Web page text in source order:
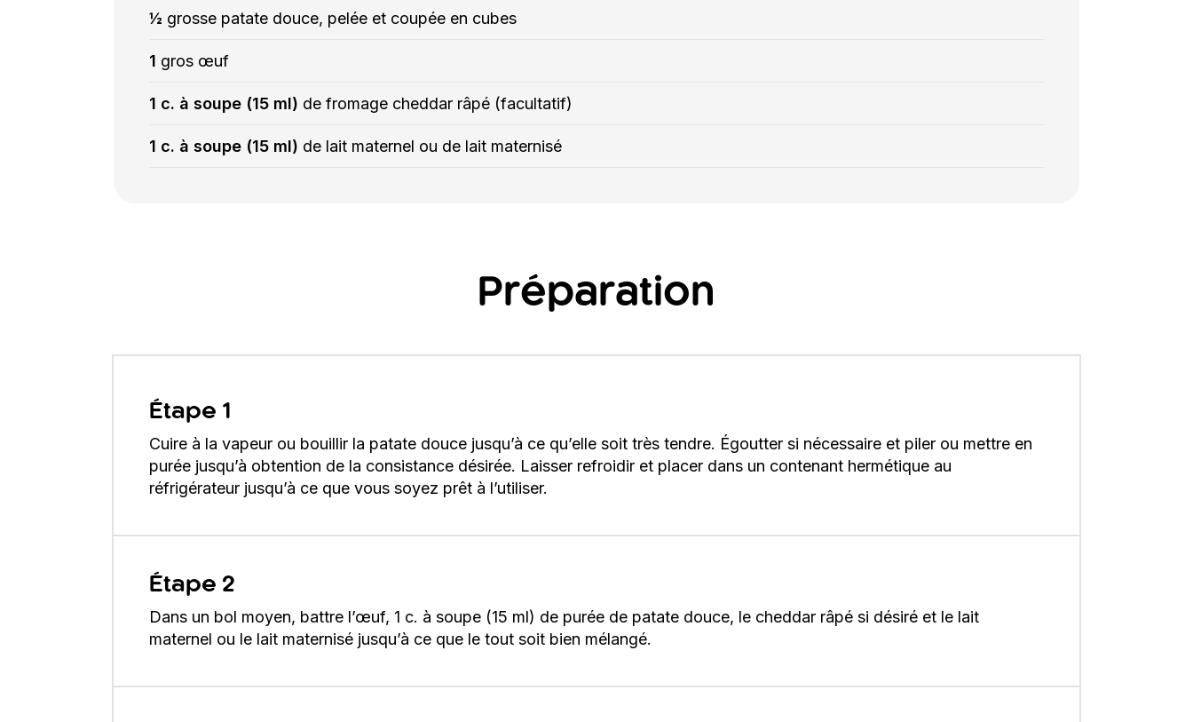
½ grosse patate douce, pelée et coupée en cubes
1 gros œuf
1 c. à soupe (15 ml) de fromage cheddar râpé (facultatif)
1 c. à soupe (15 ml) de lait maternel ou de lait maternisé
Préparation
Étape 1
Cuire à la vapeur ou bouillir la patate douce jusqu’à ce qu’elle soit très tendre. Égoutter si nécessaire et piler ou mettre en
purée jusqu’à obtention de la consistance désirée. Laisser refroidir et placer dans un contenant hermétique au
réfrigérateur jusqu’à ce que vous soyez prêt à l’utiliser.
Étape 2
Dans un bol moyen, battre l’œuf, 1 c. à soupe (15 ml) de purée de patate douce, le cheddar râpé si désiré et le lait
maternel ou le lait maternisé jusqu’à ce que le tout soit bien mélangé.